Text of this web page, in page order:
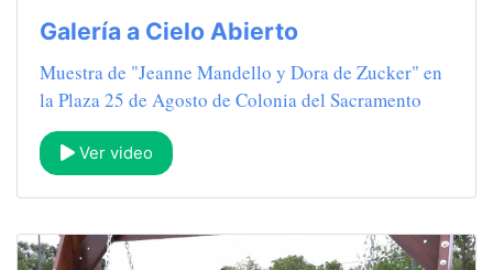
Galería a Cielo Abierto
Muestra de "Jeanne Mandello y Dora de Zucker" en
la Plaza 25 de Agosto de Colonia del Sacramento
Ver video